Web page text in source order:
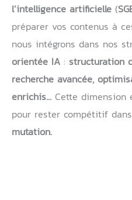
l’intelligence artificielle (
préparer vos contenus à
nous intégrons dans nos
orientée IA : structuration
recherche avancée,
enrichis… Cette dimension
pour rester compétitif dans
mutation.